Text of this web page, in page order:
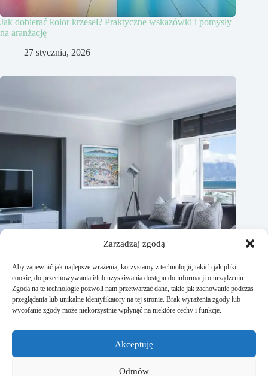
Zarządzaj zgodą
Aby zapewnić jak najlepsze wrażenia, korzystamy z technologii, takich jak pliki
cookie, do przechowywania i/lub uzyskiwania dostępu do informacji o urządzeniu.
Zgoda na te technologie pozwoli nam przetwarzać dane, takie jak zachowanie podczas
przeglądania lub unikalne identyfikatory na tej stronie. Brak wyrażenia zgody lub
wycofanie zgody może niekorzystnie wpłynąć na niektóre cechy i funkcje.
Akceptuję
Odmów
Jak dobierać kolor krzeseł? Praktyczne wskazówki i pomysły
na aranżację
27 stycznia, 2026
Jak wybrać komplet wypoczynkowy do salonu? Praktyczny